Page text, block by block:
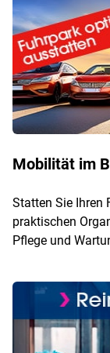
Mobilität im
Statten Sie Ihren
praktischen
Pflege und